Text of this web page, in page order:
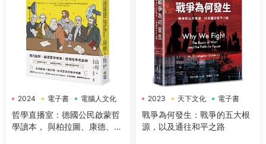
2024 電子書 電腦人文化
哲學直播室：德國公民啟蒙哲
學讀本， 與柏拉圖、康德、亞
2023 天下文化 電子書
戰爭為何發生：戰爭的五大根
源，以及通往和平之路